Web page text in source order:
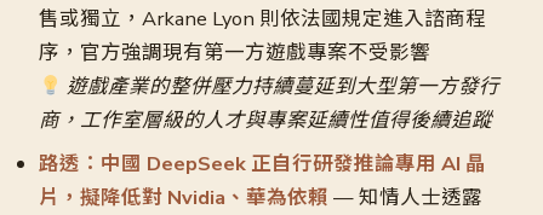
售或獨立，Arkane Lyon 則依法國規定進入諮商程
序，官方強調現有第一方遊戲專案不受影響
遊戲產業的整併壓力持續蔓延到大型第一方發行
商，工作室層級的人才與專案延續性值得後續追蹤
路透：中國 DeepSeek 正自行研發推論專用 AI 晶
片，擬降低對 Nvidia、華為依賴 — 知情人士透露